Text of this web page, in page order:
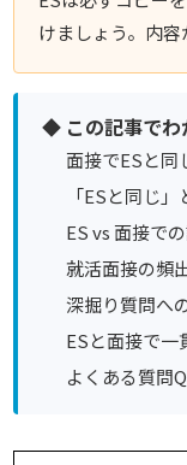
けましょう。内容
◆ この記事でわ
面接でESと同
「ESと同じ
ES vs 面接で
就活面接の頻
深掘り質問へ
ESと面接で一
よくある質問